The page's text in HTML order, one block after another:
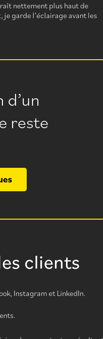
nettement plus haut de
garde l’éclairage avant les
reste
clients
Instagram et LinkedIn.